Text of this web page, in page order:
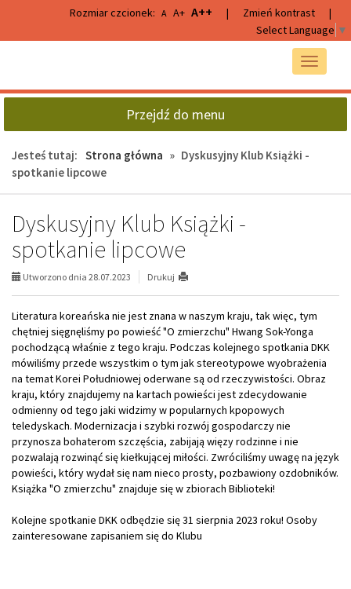
głównej
wyszukiwarki
Rozmiar czcionek: A A+ A++ | Zmień kontrast
|
Select Language ▼
Przełącz
Przejdź do menu
Jesteś tutaj: Strona główna » Dyskusyjny Klub Książki -
spotkanie lipcowe
Dyskusyjny Klub Książki -
spotkanie lipcowe
Utworzono dnia 28.07.2023 Drukuj
Literatura koreańska nie jest znana w naszym kraju, tak więc, tym
chętniej sięgnęliśmy po powieść "O zmierzchu" Hwang Sok-Yonga
pochodzącą właśnie z tego kraju. Podczas kolejnego spotkania DKK
mówiliśmy przede wszystkim o tym jak stereotypowe wyobrażenia
na temat Korei Południowej oderwane są od rzeczywistości. Obraz
kraju, który znajdujemy na kartach powieści jest zdecydowanie
odmienny od tego jaki widzimy w popularnych kpopowych
teledyskach. Modernizacja i szybki rozwój gospodarczy nie
przynosza bohaterom szczęścia, zabijają więzy rodzinne i nie
pozwalają rozwinąć się kiełkującej miłości. Zwróciliśmy uwagę na język
powieści, który wydał się nam nieco prosty, pozbawiony ozdobników.
Książka "O zmierzchu" znajduje się w zbiorach Biblioteki!
Kolejne spotkanie DKK odbędzie się 31 sierpnia 2023 roku! Osoby
zainteresowane zapisaniem się do Klubu